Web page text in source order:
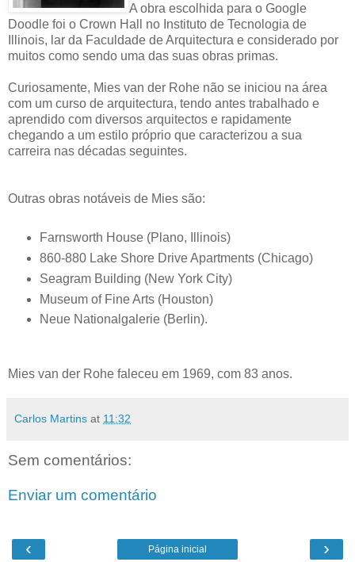
A obra escolhida para o Google
Doodle foi o Crown Hall no Instituto de Tecnologia de
Illinois, lar da Faculdade de Arquitectura e considerado por
muitos como sendo uma das suas obras primas.
Curiosamente, Mies van der Rohe não se iniciou na área
com um curso de arquitectura, tendo antes trabalhado e
aprendido com diversos arquitectos e rapidamente
chegando a um estilo próprio que caracterizou a sua
carreira nas décadas seguintes.
Outras obras notáveis de Mies são:
Farnsworth House (Plano, Illinois)
860-880 Lake Shore Drive Apartments (Chicago)
Seagram Building (New York City)
Museum of Fine Arts (Houston)
Neue Nationalgalerie (Berlin).
Mies van der Rohe faleceu em 1969, com 83 anos.
Carlos Martins at 11:32
Sem comentários:
Enviar um comentário
‹ ›
Página inicial